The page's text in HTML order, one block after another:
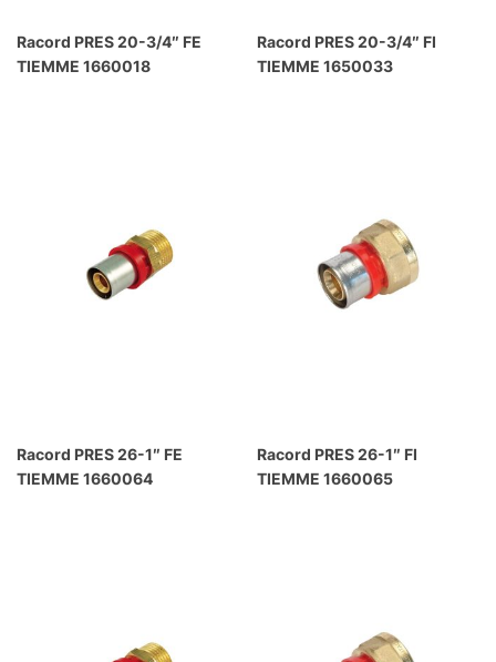
Racord PRES 20-3/4″ FE
TIEMME 1660018
Racord PRES 20-3/4″ FI
TIEMME 1650033
Racord PRES 26-1″ FE
TIEMME 1660064
Racord PRES 26-1″ FI
TIEMME 1660065